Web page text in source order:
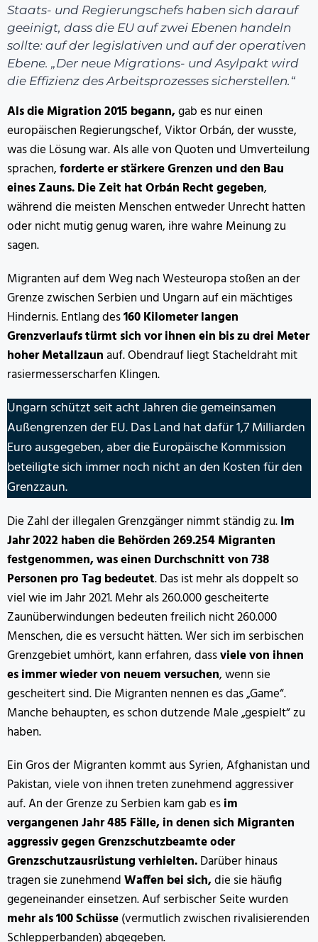
Staats- und Regierungschefs haben sich darauf
geeinigt, dass die EU auf zwei Ebenen handeln
sollte: auf der legislativen und auf der operativen
Ebene. „Der neue Migrations- und Asylpakt wird
die Effizienz des Arbeitsprozesses sicherstellen.“
Als die Migration 2015 begann,gab es nur einen
europäischen Regierungschef, Viktor Orbán, der wusste,
was die Lösung war. Als alle von Quoten und Umverteilung
sprachen,forderte er stärkere Grenzen und den Bau
eines Zauns.Die Zeit hat Orbán Recht gegeben,
während die meisten Menschen entweder Unrecht hatten
oder nicht mutig genug waren, ihre wahre Meinung zu
sagen.
Migranten auf dem Weg nach Westeuropa stoßen an der
Grenze zwischen Serbien und Ungarn auf ein mächtiges
Hindernis. Entlang des160 Kilometer langen
Grenzverlaufs türmt sich vor ihnen ein bis zu drei Meter
hoher Metallzaunauf. Obendrauf liegt Stacheldraht mit
rasiermesserscharfen Klingen.
Ungarn schützt seit acht Jahren die gemeinsamen
Außengrenzen der EU. Das Land hat dafür 1,7 Milliarden
Euro ausgegeben, aber die Europäische Kommission
beteiligte sich immer noch nicht an den Kosten für den
Grenzzaun.
Die Zahl der illegalen Grenzgänger nimmt ständig zu.Im
Jahr 2022 haben die Behörden 269.254 Migranten
festgenommen, was einen Durchschnitt von 738
Personen pro Tag bedeutet. Das ist mehr als doppelt so
viel wie im Jahr 2021. Mehr als 260.000 gescheiterte
Zaunüberwindungen bedeuten freilich nicht 260.000
Menschen, die es versucht hätten. Wer sich im serbischen
Grenzgebiet umhört, kann erfahren, dassviele von ihnen
es immer wieder von neuem versuchen, wenn sie
gescheitert sind. Die Migranten nennen es das „Game“.
Manche behaupten, es schon dutzende Male „gespielt“ zu
haben.
Ein Gros der Migranten kommt aus Syrien, Afghanistan und
Pakistan, viele von ihnen treten zunehmend aggressiver
auf. An der Grenze zu Serbien kam gab esim
vergangenen Jahr 485 Fälle, in denen sich Migranten
aggressiv gegen Grenzschutzbeamte oder
Grenzschutzausrüstung verhielten.Darüber hinaus
tragen sie zunehmendWaffen bei sich,die sie häufig
gegeneinander einsetzen. Auf serbischer Seite wurden
mehr als 100 Schüsse(vermutlich zwischen rivalisierenden
Schlepperbanden) abgegeben.